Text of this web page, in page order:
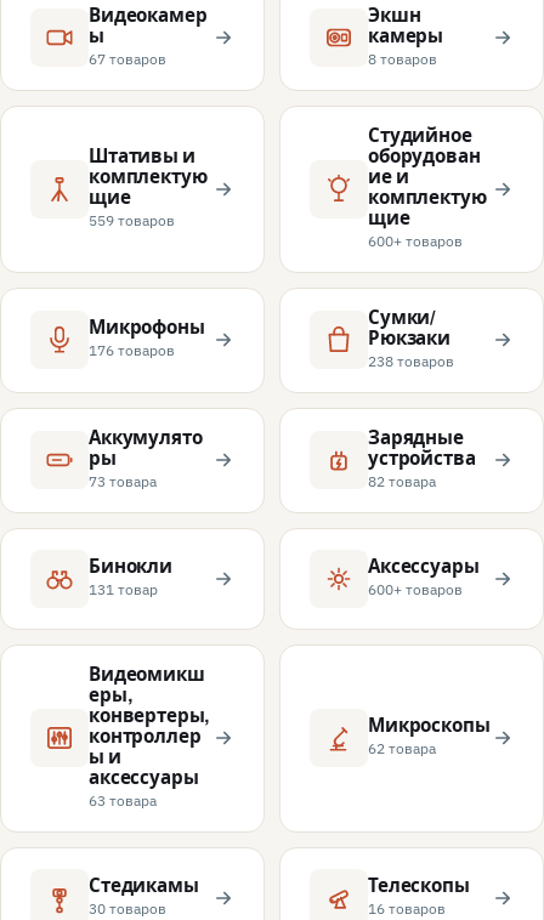
Видеокамер
ы
67 товаров
Экшн
камеры
8 товаров
Штативы и
комплектую
щие
559 товаров
Студийное
оборудован
ие и
комплектую
щие
600+ товаров
Микрофоны
176 товаров
Сумки/
Рюкзаки
238 товаров
Аккумулято
ры
73 товара
Зарядные
устройства
82 товара
Бинокли
131 товар
Аксессуары
600+ товаров
Видеомикш
еры,
конвертеры,
контроллер
ы и
аксессуары
63 товара
Микроскопы
62 товара
Стедикамы
30 товаров
Телескопы
16 товаров